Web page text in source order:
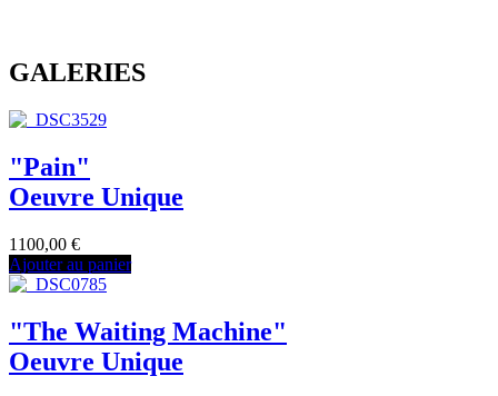
GALERIES
"Pain"
Oeuvre Unique
1100,00 €
Ajouter au panier
"The Waiting Machine"
Oeuvre Unique